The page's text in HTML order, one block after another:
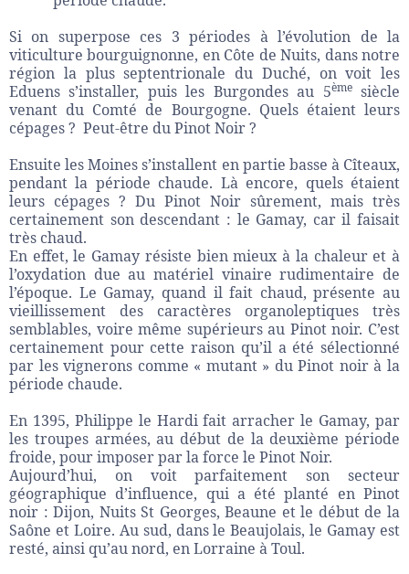
Si on superpose ces 3 périodes à l’évolution de la
viticulture bourguignonne, en Côte de Nuits, dans notre
région la plus septentrionale du Duché, on voit les
Eduens s’installer, puis les Burgondes au 5èmesiècle
venant du Comté de Bourgogne. Quels étaient leurs
cépages ? Peut-être du Pinot Noir ?
Ensuite les Moines s’installent en partie basse à Cîteaux,
pendant la période chaude. Là encore, quels étaient
leurs cépages ? Du Pinot Noir sûrement, mais très
certainement son descendant : le Gamay, car il faisait
très chaud.
En effet, le Gamay résiste bien mieux à la chaleur et à
l’oxydation due au matériel vinaire rudimentaire de
l’époque. Le Gamay, quand il fait chaud, présente au
vieillissement des caractères organoleptiques très
semblables, voire même supérieurs au Pinot noir. C’est
certainement pour cette raison qu’il a été sélectionné
par les vignerons comme « mutant » du Pinot noir à la
période chaude.
En 1395, Philippe le Hardi fait arracher le Gamay, par
les troupes armées, au début de la deuxième période
froide, pour imposer par la force le Pinot Noir.
Aujourd’hui, on voit parfaitement son secteur
géographique d’influence, qui a été planté en Pinot
noir : Dijon, Nuits St Georges, Beaune et le début de la
Saône et Loire. Au sud, dans le Beaujolais, le Gamay est
resté, ainsi qu’au nord, en Lorraine à Toul.